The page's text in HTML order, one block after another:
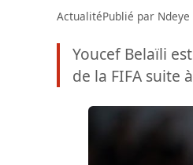
ActualitéPublié par Ndeye
Youcef Belaïli
de la FIFA suite